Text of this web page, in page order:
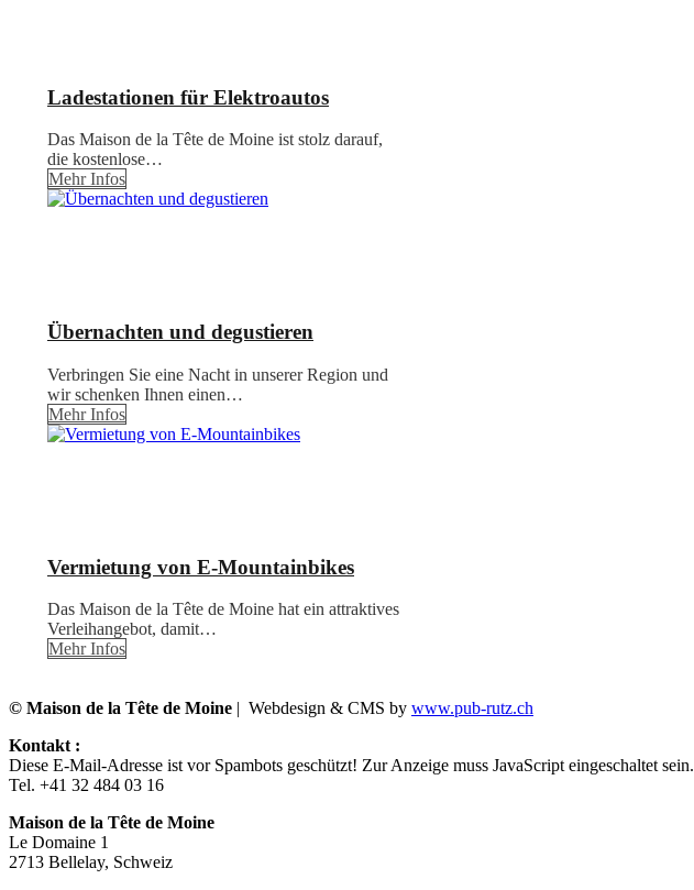
Ladestationen für Elektroautos
Das Maison de la Tête de Moine ist stolz darauf,
die kostenlose…
Mehr Infos
Übernachten und degustieren
Verbringen Sie eine Nacht in unserer Region und
wir schenken Ihnen einen…
Mehr Infos
Vermietung von E-Mountainbikes
Das Maison de la Tête de Moine hat ein attraktives
Verleihangebot, damit…
Mehr Infos
© Maison de la Tête de Moine | Webdesign & CMS by www.pub-rutz.ch
Kontakt :
Diese E-Mail-Adresse ist vor Spambots geschützt! Zur Anzeige muss JavaScript eingeschaltet sein.
Tel. +41 32 484 03 16
Maison de la Tête de Moine
Le Domaine 1
2713 Bellelay, Schweiz